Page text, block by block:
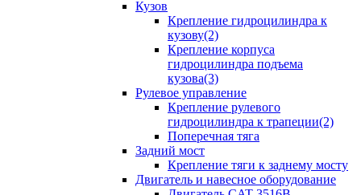
Кузов
Крепление гидроцилиндра к
кузову(2)
Крепление корпуса
гидроцилиндра подъема
кузова(3)
Рулевое управление
Крепление рулевого
гидроцилиндра к трапеции(2)
Поперечная тяга
Задний мост
Крепление тяги к заднему мосту
Двигатель и навесное оборудование